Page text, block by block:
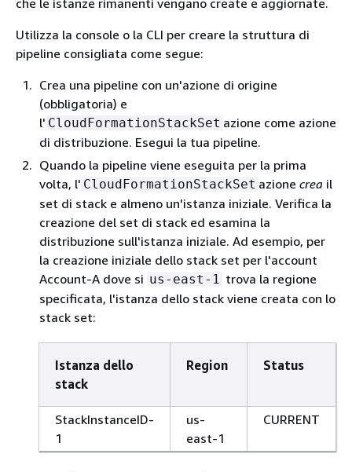
che le istanze rimanenti vengano create e aggiornate.
Utilizza la console o la CLI per creare la struttura di
pipeline consigliata come segue:
Crea una pipeline con un'azione di origine
(obbligatoria) e
l' CloudFormationStackSet azione come azione
di distribuzione. Esegui la tua pipeline.
Quando la pipeline viene eseguita per la prima
volta, l' CloudFormationStackSet azione crea il
set di stack e almeno un'istanza iniziale. Verifica la
creazione del set di stack ed esamina la
distribuzione sull'istanza iniziale. Ad esempio, per
la creazione iniziale dello stack set per l'account
Account-A dove si us-east-1 trova la regione
specificata, l'istanza dello stack viene creata con lo
stack set:
Istanza dello
stack
Region Status
StackInstanceID-
1
us-
east-1
CURRENT